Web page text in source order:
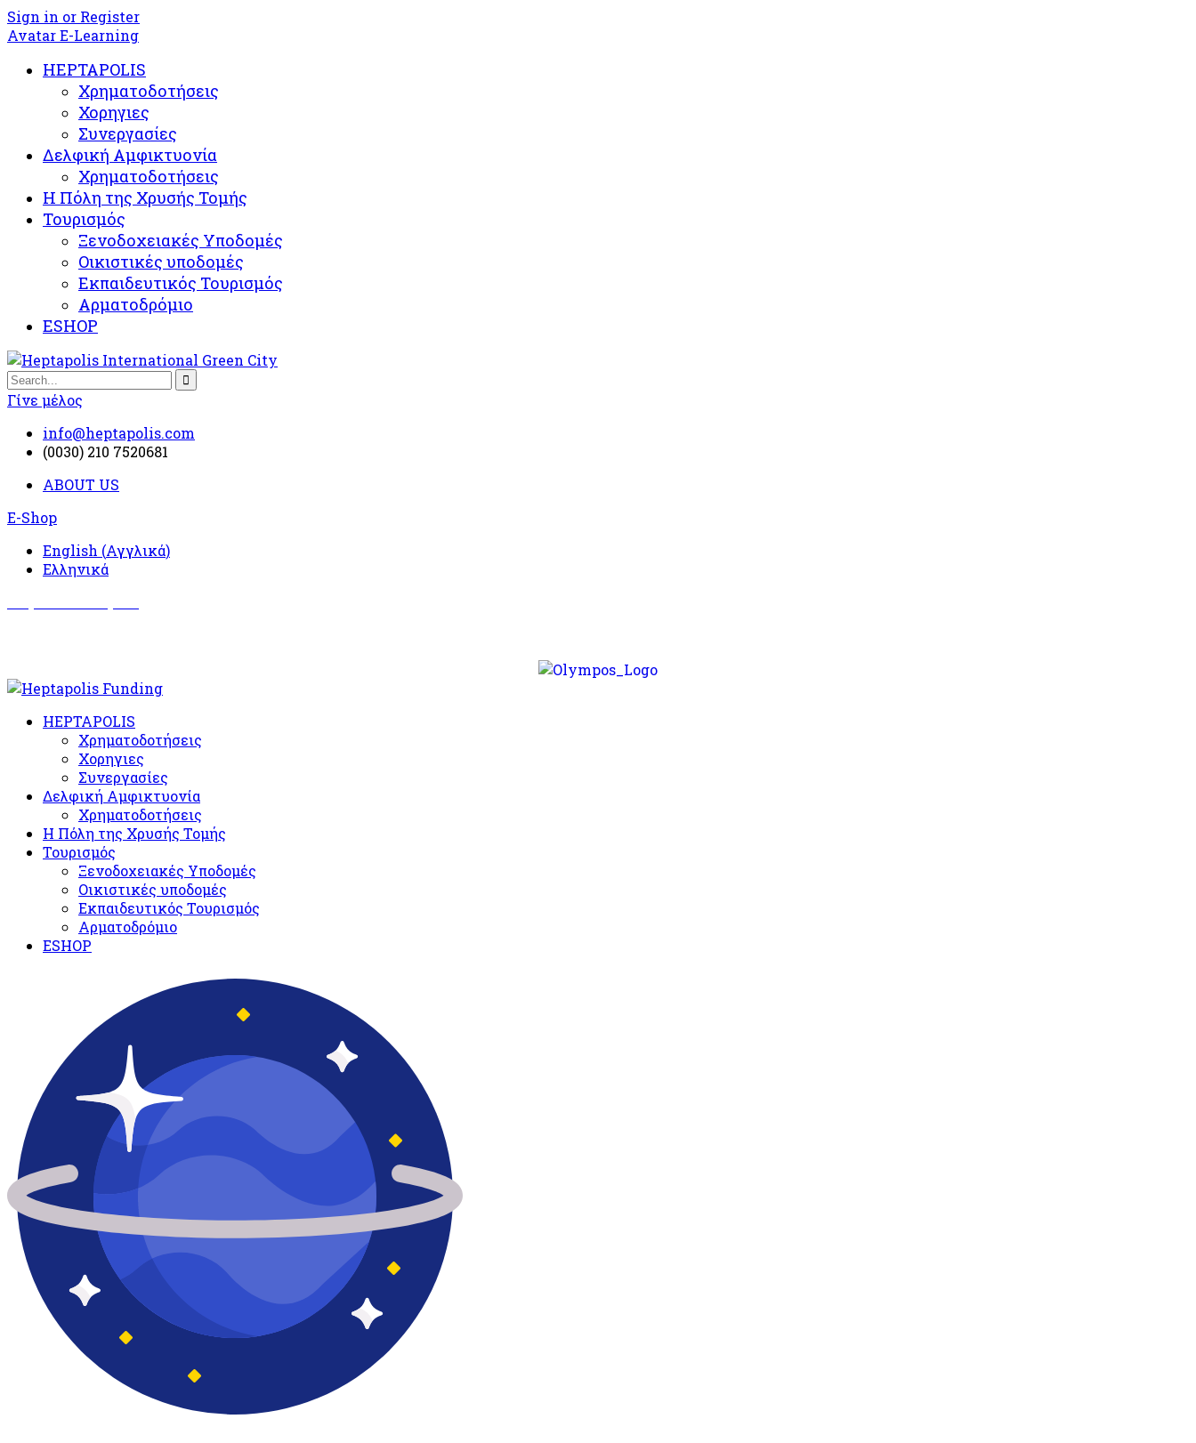
Sign in or Register
Avatar E-Learning
HEPTAPOLIS
Χρηματοδοτήσεις
Χορηγιες
Συνεργασίες
Δελφική Αμφικτυονία
Χρηματοδοτήσεις
Η Πόλη της Χρυσής Τομής
Τουρισμός
Ξενοδοχειακές Υποδομές​
Oικιστικές υποδομές
Εκπαιδευτικός Τουρισμός
Αρματοδρόμιο
ESHOP
Γίνε μέλος
info@heptapolis.com
(0030) 210 7520681
ABOUT US
E-Shop
English (Αγγλικά)
Ελληνικά
HEPTAPOLIS
Χρηματοδοτήσεις
Χορηγιες
Συνεργασίες
Δελφική Αμφικτυονία
Χρηματοδοτήσεις
Η Πόλη της Χρυσής Τομής
Τουρισμός
Ξενοδοχειακές Υποδομές​
Oικιστικές υποδομές
Εκπαιδευτικός Τουρισμός
Αρματοδρόμιο
ESHOP